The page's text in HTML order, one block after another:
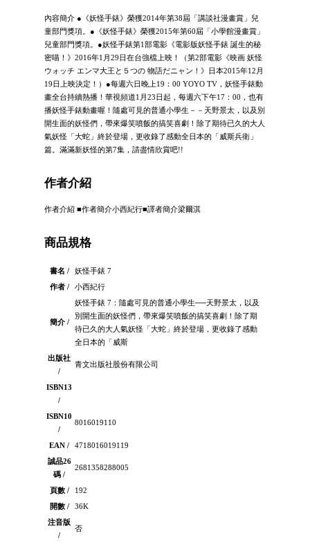
內容簡介 ●《妖怪手錶》榮獲2014年第38屆「講談社漫畫賞」兒
童部門獎項。●《妖怪手錶》榮獲2015年第60屆「小學館漫畫賞」
兒童部門獎項。●妖怪手錶第1部電影《電影版妖怪手錶 誕生的秘
密喵！》2016年1月29日在台強檔上映！（第2部電影《映画 妖怪
ウォッチ エンマ大王と５つの 物語だニャン！》日本2015年12月
19日上映決定！）●每週六日晚上19：00 YOYO TV，妖怪手錶動
畫全台持續熱播！華視頻道1月23日起，每週六下午17：00，也有
播妖怪手錶動畫喔！隨處可見的普通小學生－－天野景太，以及別
開生面的妖怪們，帶來爆笑噴飯的搞笑喜劇！除了期待已久的大人
氣妖怪「大蛇」終於登場，更收錄了感動全日本的「威斯兵衛」
篇。滿滿新妖怪的第7集，請盡情欣賞吧!!
作者介紹
作者介紹 ■作者簡介小西紀行■譯者簡介梁爾淇
商品規格
書名 /
妖怪手錶 7
作者 /
小西紀行
簡介 /
妖怪手錶 7：隨處可見的普通小學生──天野景太，以及
別開生面的妖怪們，帶來爆笑噴飯的搞笑喜劇！除了期
待已久的大人氣妖怪「大蛇」終於登場，更收錄了感動
全日本的「威斯
出版社
/
青文出版社股份有限公司
ISBN13
/
ISBN10
/
8016019110
EAN /
4718016019119
誠品26
碼 /
2681358288005
頁數 /
192
開數 /
36K
注音版
/
否